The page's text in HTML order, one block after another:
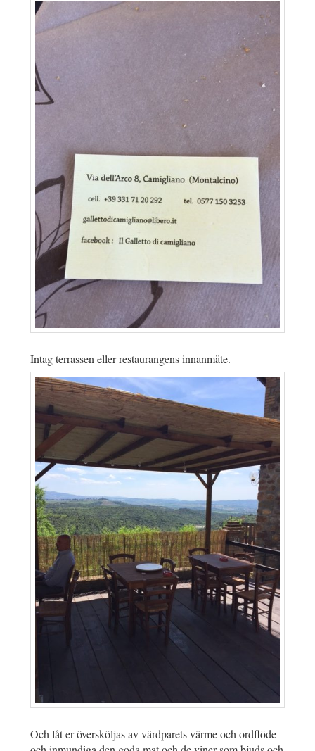
Intag terrassen eller restaurangens innanmäte.
Och låt er översköljas av värdparets värme och ordflöde